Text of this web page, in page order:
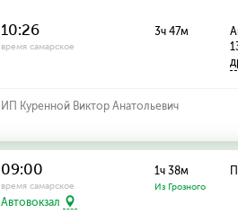
10:26
время самарское
3ч 47м
ИП Куренной Виктор Анатольевич
09:00
время самарское
Автовокзал
1ч 38м
Из Грозного